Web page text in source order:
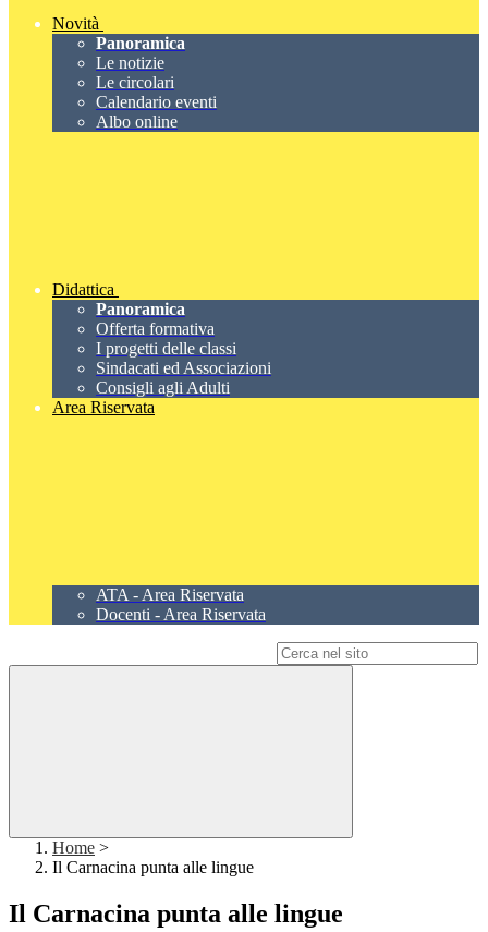
Novità
Panoramica
Le notizie
Le circolari
Calendario eventi
Albo online
Didattica
Panoramica
Offerta formativa
I progetti delle classi
Sindacati ed Associazioni
Consigli agli Adulti
Area Riservata
ATA - Area Riservata
Docenti - Area Riservata
Home >
Il Carnacina punta alle lingue
Il Carnacina punta alle lingue